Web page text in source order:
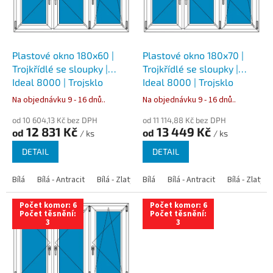
Plastové okno 180x60 |
Trojkřídlé se sloupky |
Ideal 8000 | Trojsklo
Na objednávku 9 - 16 dnů..
od 10 604,13 Kč bez DPH
od 12 831 Kč / ks
DETAIL
Bílá Bílá - Antracit Bílá - Zlatý dub Bílá - Tmavý dub Bílá -
Plastové okno 180x70 |
Trojkřídlé se sloupky |
Ideal 8000 | Trojsklo
Na objednávku 9 - 16 dnů..
od 11 114,88 Kč bez DPH
od 13 449 Kč / ks
DETAIL
Bílá Bílá - Antracit Bílá - Zlatý
Počet komor: 6
Počet těsnění:
3
Počet komor: 6
Počet těsnění:
3